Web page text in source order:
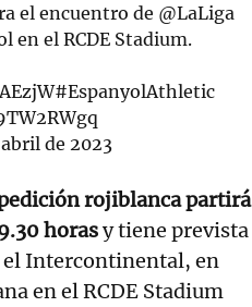
el encuentro de @LaLiga
en el RCDE Stadium.
#EspanyolAthletic
de 2023
rojiblanca partirá
horasy tiene prevista
el Intercontinental, en
en el RCDE Stadium